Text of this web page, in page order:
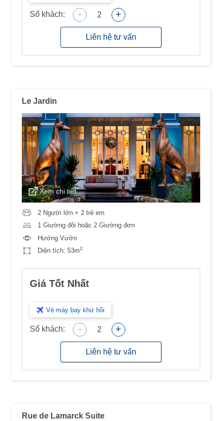
Số khách: - 2 +
Liên hệ tư vấn
Le Jardin
Xem chi tiết
2 Người lớn + 2 trẻ em
1 Giường đôi hoặc 2 Giường đơn
Hướng Vườn
Diện tích: 53m2
Giá Tốt Nhất
Vé máy bay khứ hồi
Số khách: - 2 +
Liên hệ tư vấn
Rue de Lamarck Suite